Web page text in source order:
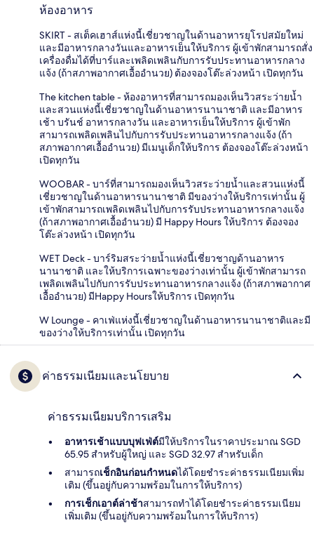
ห้องอาหาร
SKIRT - สเต็คเฮาส์แห่งนี้เชี่ยวชาญในด้านอาหารยุโรปสมัยใหม่
และมีอาหารกลางวันและอาหารเย็นให้บริการ ผู้เข้าพักสามารถสั่ง
เครื่องดื่มได้ที่บาร์และเพลิดเพลินกับการรับประทานอาหารกลาง
แจ้ง (ถ้าสภาพอากาศเอื้ออำนวย) ต้องจองโต๊ะล่วงหน้า เปิดทุกวัน
The kitchen table - ห้องอาหารที่สามารถมองเห็นวิวสระว่ายน้ำ
และสวนแห่งนี้เชี่ยวชาญในด้านอาหารนานาชาติ และมีอาหาร
เช้า บรันช์ อาหารกลางวัน และอาหารเย็นให้บริการ ผู้เข้าพัก
สามารถเพลิดเพลินไปกับการรับประทานอาหารกลางแจ้ง (ถ้า
สภาพอากาศเอื้ออำนวย) มีเมนูเด็กให้บริการ ต้องจองโต๊ะล่วงหน้า
เปิดทุกวัน
WOOBAR - บาร์ที่สามารถมองเห็นวิวสระว่ายน้ำและสวนแห่งนี้
เชี่ยวชาญในด้านอาหารนานาชาติ มีของว่างให้บริการเท่านั้น ผู้
เข้าพักสามารถเพลิดเพลินไปกับการรับประทานอาหารกลางแจ้ง
(ถ้าสภาพอากาศเอื้ออำนวย) มี Happy Hours ให้บริการ ต้องจอง
โต๊ะล่วงหน้า เปิดทุกวัน
WET Deck - บาร์ริมสระว่ายน้ำแห่งนี้เชี่ยวชาญด้านอาหาร
นานาชาติ และให้บริการเฉพาะของว่างเท่านั้น ผู้เข้าพักสามารถ
เพลิดเพลินไปกับการรับประทานอาหารกลางแจ้ง (ถ้าสภาพอากาศ
เอื้ออำนวย) มีHappy Hoursให้บริการ เปิดทุกวัน
W Lounge - คาเฟ่แห่งนี้เชี่ยวชาญในด้านอาหารนานาชาติและมี
ของว่างให้บริการเท่านั้น เปิดทุกวัน
ค่าธรรมเนียมและนโยบาย
ค่าธรรมเนียมบริการเสริม
อาหารเช้าแบบบุฟเฟ่ต์มีให้บริการในราคาประมาณ SGD
65.95 สำหรับผู้ใหญ่ และ SGD 32.97 สำหรับเด็ก
สามารถเช็กอินก่อนกำหนดได้โดยชำระค่าธรรมเนียมเพิ่ม
เติม (ขึ้นอยู่กับความพร้อมในการให้บริการ)
การเช็กเอาต์ล่าช้าสามารถทำได้โดยชำระค่าธรรมเนียม
เพิ่มเติม (ขึ้นอยู่กับความพร้อมในการให้บริการ)